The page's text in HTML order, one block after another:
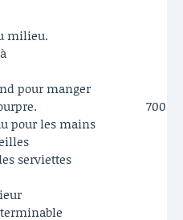
milieu.
pour manger
700
pour les mains
serviettes